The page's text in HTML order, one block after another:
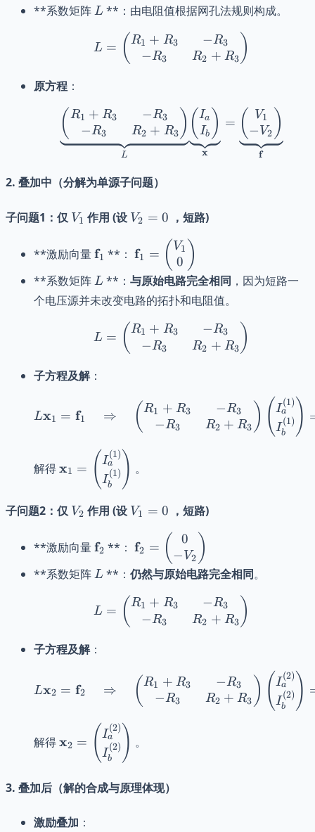
**系数矩阵 L
L **：由电阻值根据网孔法规则构成。
L = \begin{pmatrix}
L = ( R1 + R3
−R3
−R3
R2 + R3 )
原方程 ：
L
( R1 + R3
−R3
−R3
R2 + R3 )
x
(Ia
Ib ) =
f
( V1
− V2 )
2. 叠加中（分解为单源子问题）
子问题1：仅 V_1
V1 作用 (设 V_2
V2 = 0 ，短路)
**激励向量
\mathbf{f}_1
f1 **：
\mathbf{f}_1 =
\begin{pmatrix}
V_1 \\ 0
\end{pmatrix}
f1 = ( V1
0 )
**系数矩阵 L
L **： 与原始电路完全相同 ，因为短路一
个电压源并未改变电路的拓扑和电阻值。
L = \begin{pmatrix}
L = ( R1 + R3
−R3
−R3
R2 + R3 )
子方程及解：
L \mathbf{x}_1 =
Lx1 = f1 ⇒ (R1 + R3
−R3
−R3
R2 + R3 ) ( Ia
(1)
Ib
(1) )
解得
\mathbf{x}_1 =
\begin{pmatrix}
I_a^{(1)} \\
I_b^{(1)}
\end{pmatrix}
x1 = ( Ia
(1)
Ib
(1) ) 。
子问题2：仅 V_2
V2 作用 (设 V_1
V1 = 0 ，短路)
**激励向量
\mathbf{f}_2
f2 **：
\mathbf{f}_2 =
\begin{pmatrix}
0 \\ -V_2
f2 = (
0
− V2 )
**系数矩阵 L
L **： 仍然与原始电路完全相同。
L = \begin{pmatrix}
L = ( R1 + R3
−R3
−R3
R2 + R3 )
子方程及解：
L \mathbf{x}_2 =
Lx2 = f2 ⇒ (R1 + R3
−R3
−R3
R2 + R3 ) ( Ia
(2)
Ib
(2) )
解得
\mathbf{x}_2 =
\begin{pmatrix}
I_a^{(2)} \\
I_b^{(2)}
\end{pmatrix}
x2 = ( Ia
(2)
Ib
(2) ) 。
3. 叠加后（解的合成与原理体现）
激励叠加 ：